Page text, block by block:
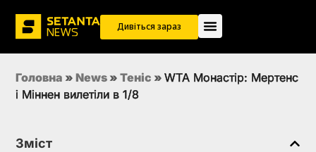
Дивіться зараз
Головна » News » Теніс » WTA Монастір: Мертенс
і Міннен вилетіли в 1/8
Зміст